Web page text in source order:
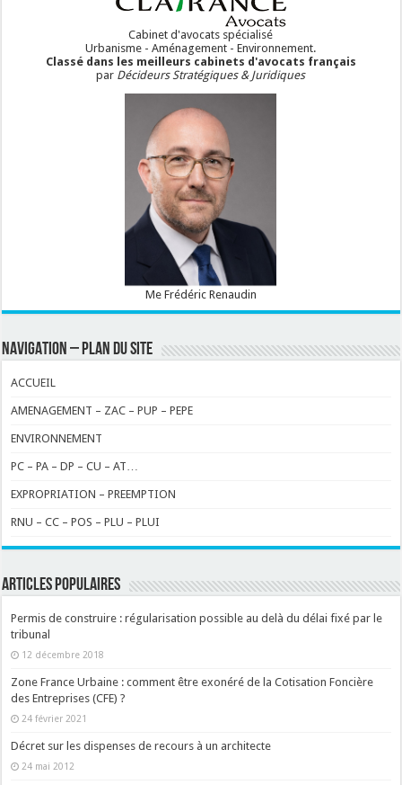
Cabinet d'avocats spécialisé
Urbanisme - Aménagement - Environnement.
Classé dans les meilleurs cabinets d'avocats français
par Décideurs Stratégiques & Juridiques
Me Frédéric Renaudin
NAVIGATION – PLAN DU SITE
ACCUEIL
AMENAGEMENT – ZAC – PUP – PEPE
ENVIRONNEMENT
PC – PA – DP – CU – AT…
EXPROPRIATION – PREEMPTION
RNU – CC – POS – PLU – PLUI
ARTICLES POPULAIRES
Permis de construire : régularisation possible au delà du délai fixé par le
tribunal
12 décembre 2018
Zone France Urbaine : comment être exonéré de la Cotisation Foncière
des Entreprises (CFE) ?
24 février 2021
Décret sur les dispenses de recours à un architecte
24 mai 2012